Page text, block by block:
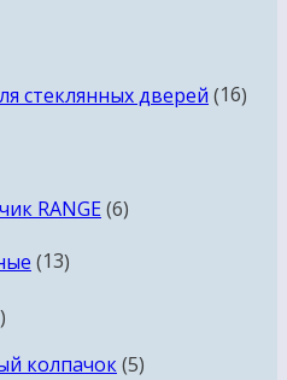
стеклянных дверей 16
RANGE 66
1313
5
товаров
колпачок 55